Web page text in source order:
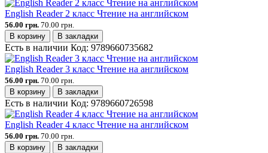
English Reader 2 класс Чтение на английском
56.00 грн. 70.00 грн.
В корзину
В закладки
Есть в наличии Код: 9789660735682
English Reader 3 класс Чтение на английском
56.00 грн. 70.00 грн.
В корзину
В закладки
Есть в наличии Код: 9789660726598
English Reader 4 класс Чтение на английском
56.00 грн. 70.00 грн.
В корзину
В закладки